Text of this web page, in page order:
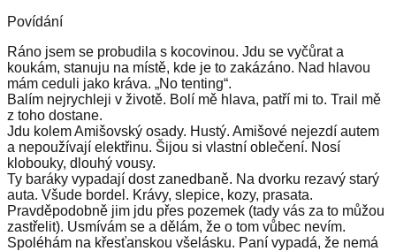
Povídání
Ráno jsem se probudila s kocovinou. Jdu se vyčůrat a
koukám, stanuju na místě, kde je to zakázáno. Nad hlavou
mám ceduli jako kráva. „No tenting“.
Balím nejrychleji v životě. Bolí mě hlava, patří mi to. Trail mě
z toho dostane.
Jdu kolem Amišovský osady. Hustý. Amišové nejezdí autem
a nepoužívají elektřinu. Šijou si vlastní oblečení. Nosí
klobouky, dlouhý vousy.
Ty baráky vypadají dost zanedbaně. Na dvorku rezavý starý
auta. Všude bordel. Krávy, slepice, kozy, prasata.
Pravděpodobně jim jdu přes pozemek (tady vás za to můžou
zastřelit). Usmívám se a dělám, že o tom vůbec nevím.
Spoléhám na křesťanskou všelásku. Paní vypadá, že nemá